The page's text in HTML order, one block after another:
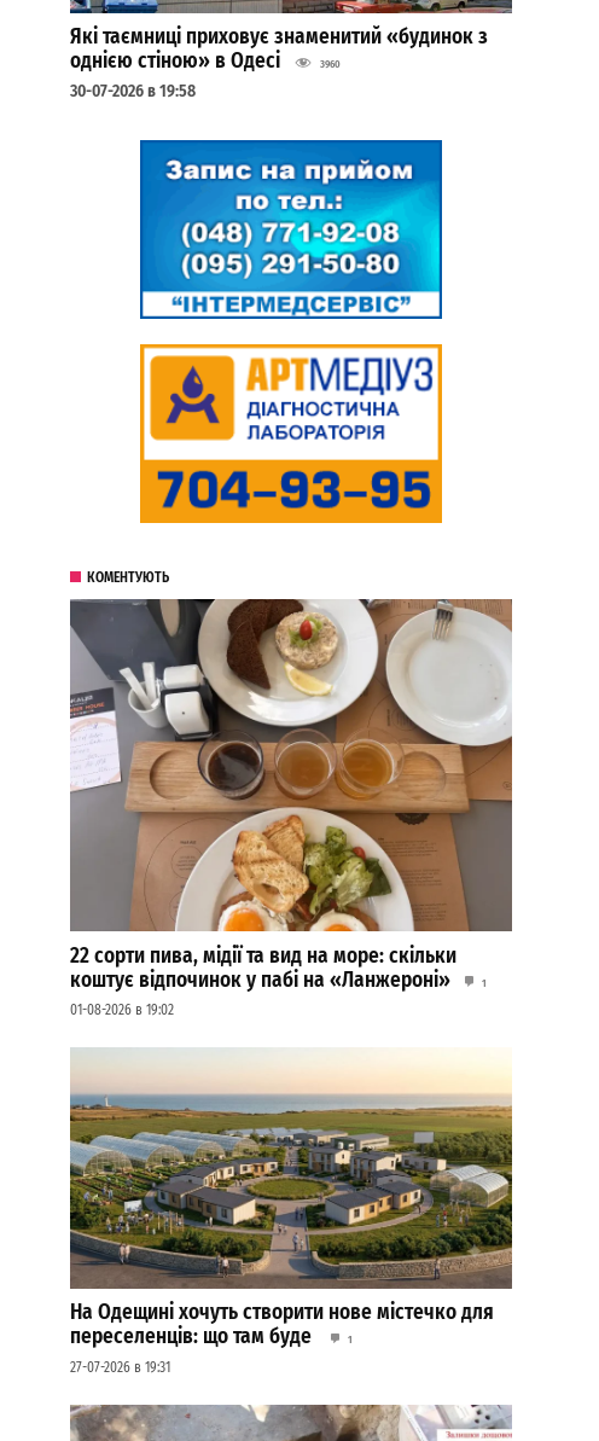
Які таємниці приховує знаменитий «будинок з
однією стіною» в Одесі
3960
30-07-2026 в 19:58
КОМЕНТУЮТЬ
22 сорти пива, мідії та вид на море: скільки
коштує відпочинок у пабі на «Ланжероні»
1
01-08-2026 в 19:02
На Одещині хочуть створити нове містечко для
переселенців: що там буде
1
27-07-2026 в 19:31